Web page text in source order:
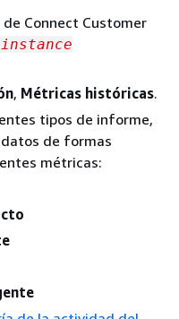
Connect Customer
instance
, Métricas históricas.
tipos de informe,
de formas
métricas: